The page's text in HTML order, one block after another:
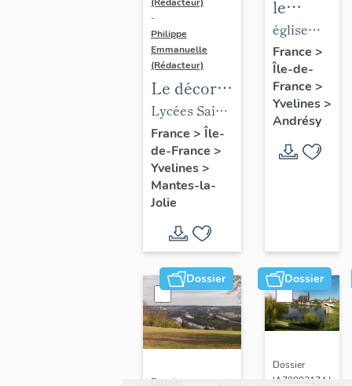
(Rédacteur)
-
Philippe
Emmanuelle
(Rédacteur)
Le décor
des lycées
de Mantes
Lycées Saint-
Exupéry et
Jean Rostand
France > Île-
de-France >
Yvelines>
Mantes-la-
Jolie
le
mobilier
de
l'église
Saint-
Germain-
de-
Paris
église
paroissiale
Saint-
Germain
France >
Île-de-
France >
Yvelines>
Andrésy
Dossier
Dossier
Dossier
Dossier
IA78002174 |